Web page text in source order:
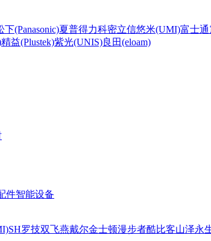
下(Panasonic)夏普得力科密立信悠米(UMI)富士通
精益(Plustek)紫光(UNIS)良田(eloam)
件智能设备
SH罗技双飞燕戴尔金士顿漫步者酷比客山泽永